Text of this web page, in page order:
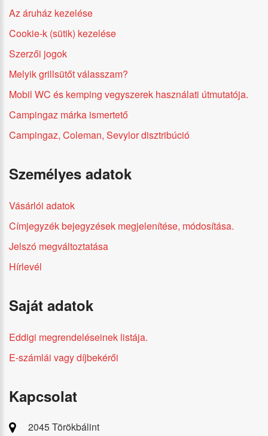
Az áruház kezelése
Cookie-k (sütik) kezelése
Szerzői jogok
Melyik grillsütőt válasszam?
Mobil WC és kemping vegyszerek használati útmutatója.
Campingaz márka ismertető
Campingaz, Coleman, Sevylor disztribúció
Személyes adatok
Vásárlói adatok
Címjegyzék bejegyzések megjelenítése, módosítása.
Jelszó megváltoztatása
Hírlevél
Saját adatok
Eddigi megrendeléseinek listája.
E-számlái vagy díjbekérői
Kapcsolat
2045 Törökbálint